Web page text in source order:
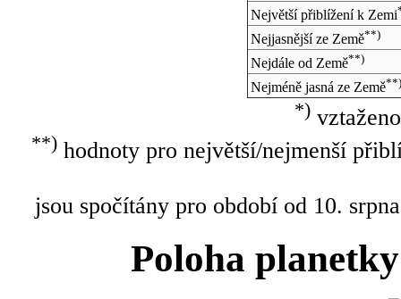
Největší přiblížení k Zemi
Nejjasnější ze Země**)
Nejdále od Země**)
Nejméně jasná ze Země**)
*)
**)hodnoty pro největší/nejmenší
jsou spočítány pro období od 10.
Poloha